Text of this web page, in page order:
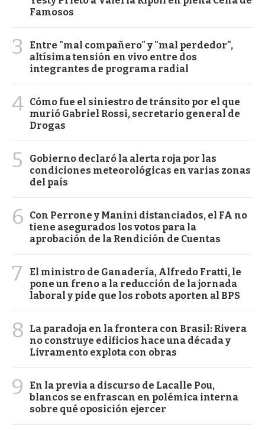
Famosos
3
Entre "mal compañero" y "mal perdedor",
altísima tensión en vivo entre dos
integrantes de programa radial
4 Cómo fue el siniestro de tránsito por el que
murió Gabriel Rossi, secretario general de
Drogas
5
Gobierno declaró la alerta roja por las
condiciones meteorológicas en varias zonas
del país
6
Con Perrone y Manini distanciados, el FA no
tiene asegurados los votos para la
aprobación de la Rendición de Cuentas
7
El ministro de Ganadería, Alfredo Fratti, le
pone un freno a la reducción de la jornada
laboral y pide que los robots aporten al BPS
8
La paradoja en la frontera con Brasil: Rivera
no construye edificios hace una década y
Livramento explota con obras
9
En la previa a discurso de Lacalle Pou,
blancos se enfrascan en polémica interna
sobre qué oposición ejercer